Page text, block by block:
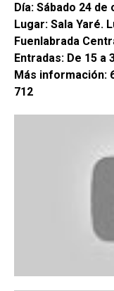
Día: Sábado 24 de
Lugar: Sala Yaré.
Fuenlabrada
Entradas: De 15 a
Más información:
712